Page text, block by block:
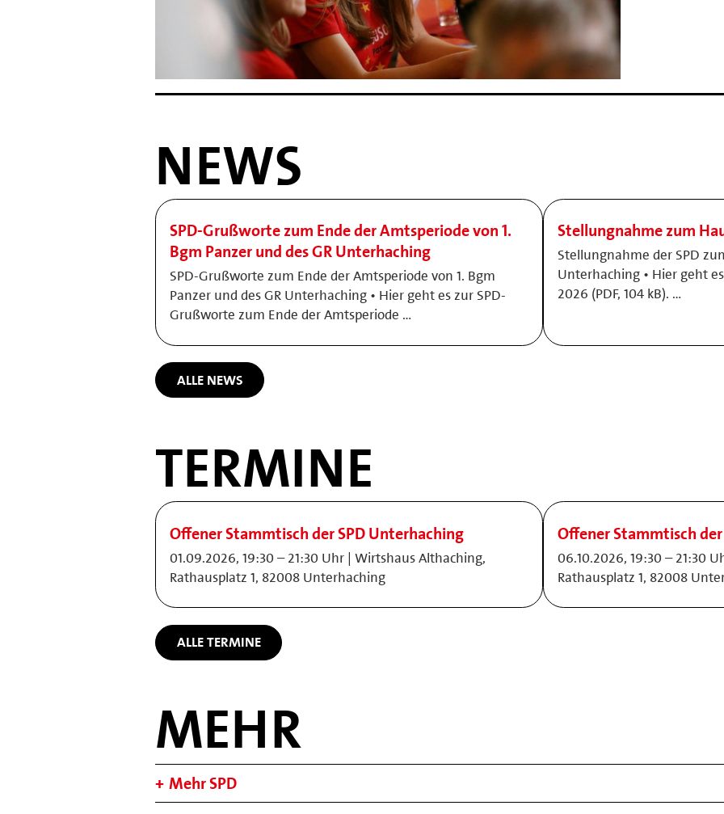
NEWS
SPD-Grußworte zum Ende der Amtsperiode von 1.
Bgm Panzer und des GR Unterhaching
SPD-Grußworte zum Ende der Amtsperiode von 1. Bgm
Panzer und des GR Unterhaching • Hier geht es zur SPD-
Grußworte zum Ende der Amtsperiode …
Stellungnahme zum
Stellungnahme der SPD
Unterhaching • Hier geht
2026 (PDF, 104 kB). …
ALLE NEWS
TERMINE
Offener Stammtisch der SPD Unterhaching
01.09.2026, 19:30 – 21:30 Uhr | Wirtshaus Althaching,
Rathausplatz 1, 82008 Unterhaching
Offener Stammtisch
06.10.2026, 19:30 – 21:30
Rathausplatz 1, 82008
ALLE TERMINE
MEHR
Mehr SPD